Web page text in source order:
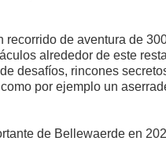
recorrido de aventura de
alrededor de este
desafíos, rincones
por ejemplo un
de Bellewaerde en